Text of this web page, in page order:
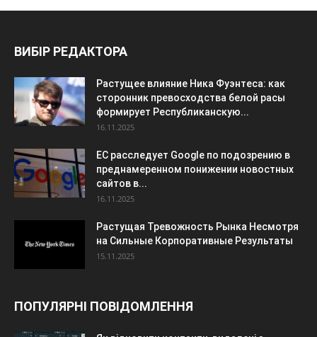
ВИБІР РЕДАКТОРА
Растущее влияние Ника Фуэнтеса: как
сторонник превосходства белой расы
формирует Республиканскую...
16.11.2025
ЕС расследует Google по подозрению в
преднамеренном понижении новостных
сайтов в...
16.11.2025
Растущая Тревожность Рынка Несмотря
на Сильные Корпоративные Результаты
15.11.2025
ПОПУЛЯРНІ ПОВІДОМЛЕННЯ